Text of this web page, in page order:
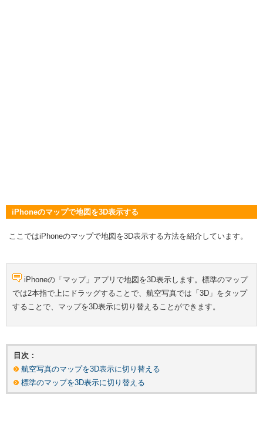
iPhoneのマップで地図を3D表示する
ここではiPhoneのマップで地図を3D表示する方法を紹介しています。
iPhoneの「マップ」アプリで地図を3D表示します。標準のマップ
では2本指で上にドラッグすることで、航空写真では「3D」をタップ
することで、マップを3D表示に切り替えることができます。
目次：
航空写真のマップを3D表示に切り替える
標準のマップを3D表示に切り替える